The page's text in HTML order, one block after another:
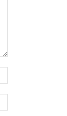
electrónico:*